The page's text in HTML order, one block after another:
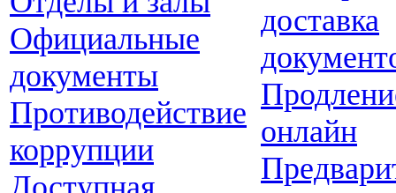
Официальные
документы
Противодействие
коррупции
доставка
онлайн